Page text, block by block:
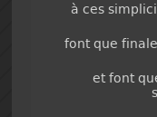
à ces
font que
et font